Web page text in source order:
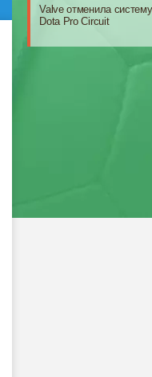
Valve отменила систему
Dota Pro Circuit